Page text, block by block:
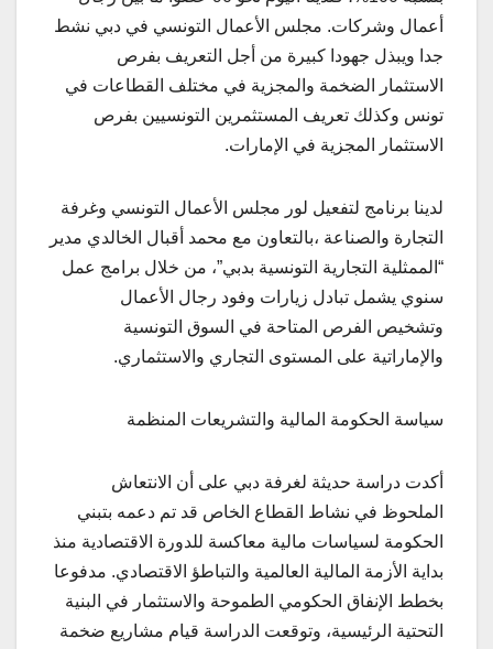
أعمال وشركات. مجلس الأعمال التونسي في دبي نشط
جدا ويبذل جهودا كبيرة من أجل التعريف بفرص
الاستثمار الضخمة والمجزية في مختلف القطاعات في
تونس وكذلك تعريف المستثمرين التونسيين بفرص
الاستثمار المجزية في الإمارات.
لدينا برنامج لتفعيل لور مجلس الأعمال التونسي وغرفة
التجارة والصناعة ،بالتعاون مع محمد أقبال الخالدي مدير
“الممثلية التجارية التونسية بدبي”، من خلال برامج عمل
سنوي يشمل تبادل زيارات وفود رجال الأعمال
وتشخيص الفرص المتاحة في السوق التونسية
والإماراتية على المستوى التجاري والاستثماري.
سياسة الحكومة المالية والتشريعات المنظمة
أكدت دراسة حديثة لغرفة دبي على أن الانتعاش
الملحوظ في نشاط القطاع الخاص قد تم دعمه بتبني
الحكومة لسياسات مالية معاكسة للدورة الاقتصادية منذ
بداية الأزمة المالية العالمية والتباطؤ الاقتصادي. مدفوعا
بخطط الإنفاق الحكومي الطموحة والاستثمار في البنية
التحتية الرئيسية، وتوقعت الدراسة قيام مشاريع ضخمة